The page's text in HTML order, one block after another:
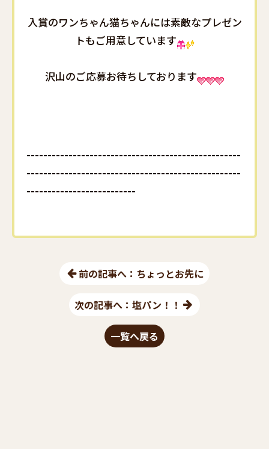
入賞のワンちゃん猫ちゃんには素敵なプレゼン
トもご用意しています
沢山のご応募お待ちしております
---------------------------------------------------
---------------------------------------------------
--------------------------
前の記事へ：ちょっとお先に
一覧へ戻る
次の記事へ：塩パン！！